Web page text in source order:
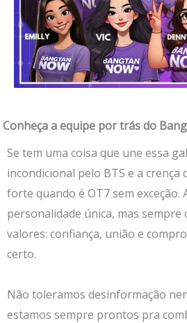
Conheça a equipe por trás do
Se tem uma coisa que une essa
incondicional pelo BTS e a crença
forte quando é OT7 sem exceção.
personalidade única, mas sempre
valores: confiança, união e
certo.
Não toleramos desinformação
estamos sempre prontos pra